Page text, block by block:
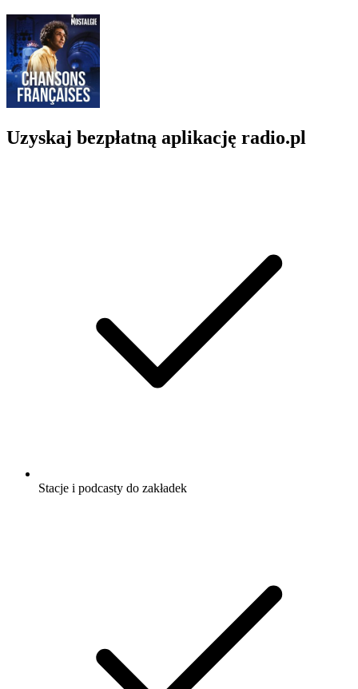
Uzyskaj bezpłatną aplikację radio.pl
Stacje i podcasty do zakładek